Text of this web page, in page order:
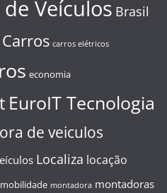
Veículos Brasil
Carros carros elétricos
economia
EuroIT Tecnologia
de veiculos
Localiza locação
mobilidade montadora montadoras